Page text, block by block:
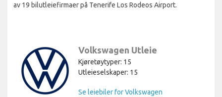
av 19 bilutleiefirmaer på Tenerife Los Rodeos Airport.
Volkswagen Utleie
Kjøretøytyper: 15
Utleieselskaper: 15
Se leiebiler for Volkswagen